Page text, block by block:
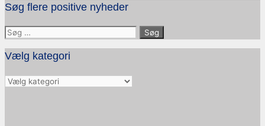
Søg flere positive nyheder
Søg
efter:
Vælg kategori
Vælg